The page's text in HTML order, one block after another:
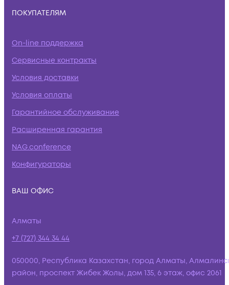
ПОКУПАТЕЛЯМ
On-line поддержка
Сервисные контракты
Условия доставки
Условия оплаты
Гарантийное обслуживание
Расширенная гарантия
NAG.conference
Конфигураторы
ВАШ ОФИС
Алматы
+7 (727) 344 34 44
050000, Республика Казахстан, город Алматы,
район, проспект Жибек Жолы, дом 135, 6 этаж, офис 2061